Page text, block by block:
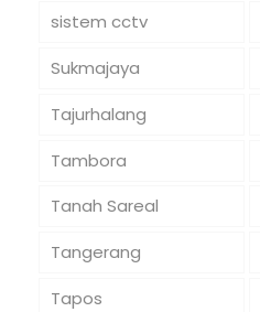
sistem cctv
Sukmajaya
Tajurhalang
Tambora
Tanah Sareal
Tangerang
Tapos